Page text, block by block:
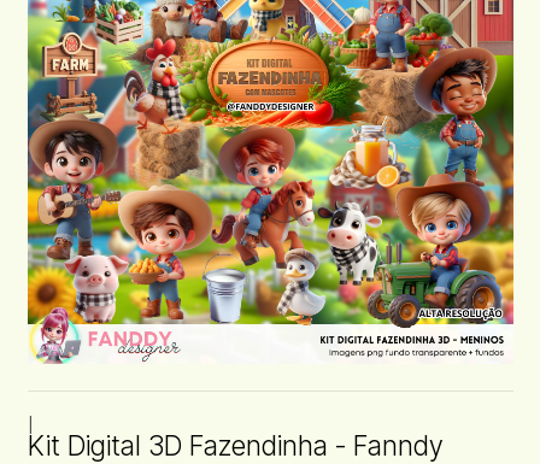
Kit Digital 3D Fazendinha - Fanndy